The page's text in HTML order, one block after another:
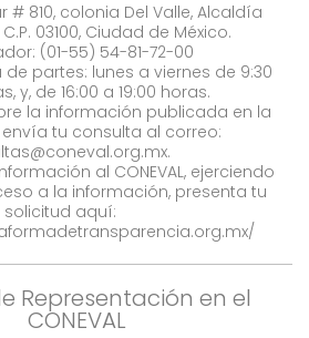
# 810, colonia Del Valle, Alcaldía
03100, Ciudad de México.
(01-55) 54-81-72-00
partes: lunes a viernes de 9:30
y, de 16:00 a 19:00 horas.
la información publicada en la
tu consulta al correo:
.
al CONEVAL, ejerciendo
a la información, presenta tu
solicitud aquí:
Representación en el
CONEVAL